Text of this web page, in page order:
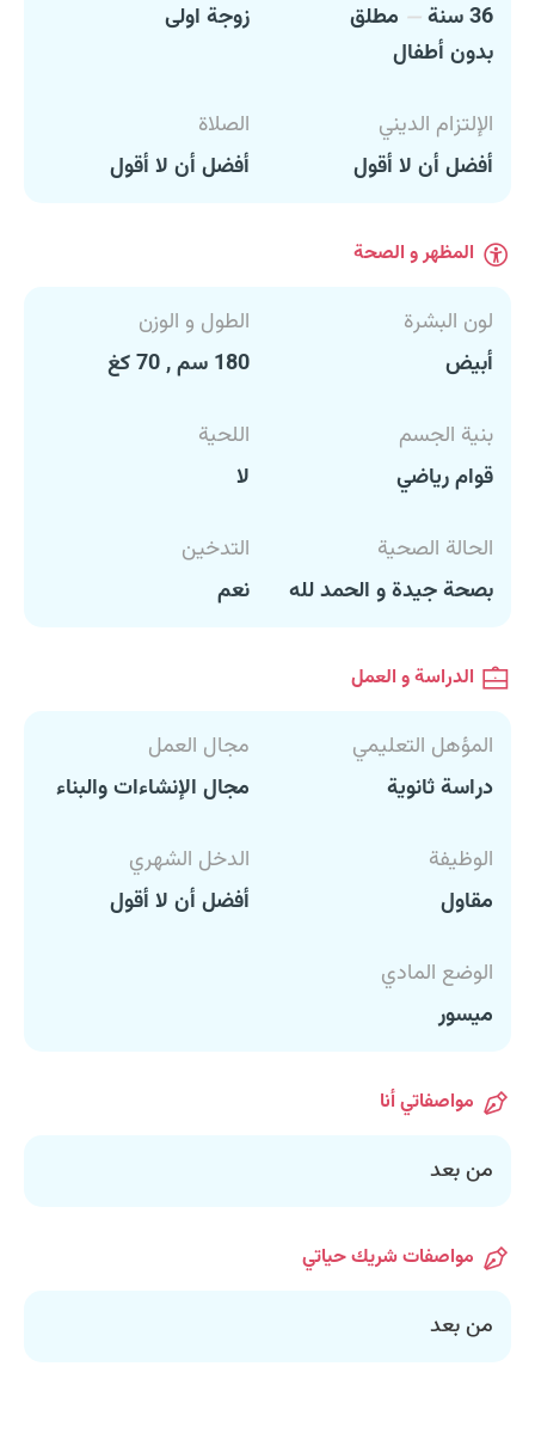
36 سنة
مطلق
بدون أطفال
زوجة اولى
الإلتزام الديني
أفضل أن لا أقول
الصلاة
أفضل أن لا أقول
المظهر و الصحة
لون البشرة
أبيض
الطول و الوزن
180 سم , 70 كغ
بنية الجسم
قوام رياضي
اللحية
لا
الحالة الصحية
بصحة جيدة و الحمد لله
التدخين
نعم
الدراسة و العمل
المؤهل التعليمي
دراسة ثانوية
مجال العمل
مجال الإنشاءات والبناء
الوظيفة
مقاول
الدخل الشهري
أفضل أن لا أقول
الوضع المادي
ميسور
مواصفاتي أنا
من بعد
مواصفات شريك حياتي
من بعد